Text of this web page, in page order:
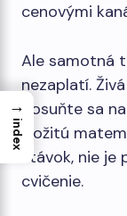
cenovými
Ale samotná
nezaplatí.
posuňte sa
zložitú
stávok, nie
cvičenie.
→
index